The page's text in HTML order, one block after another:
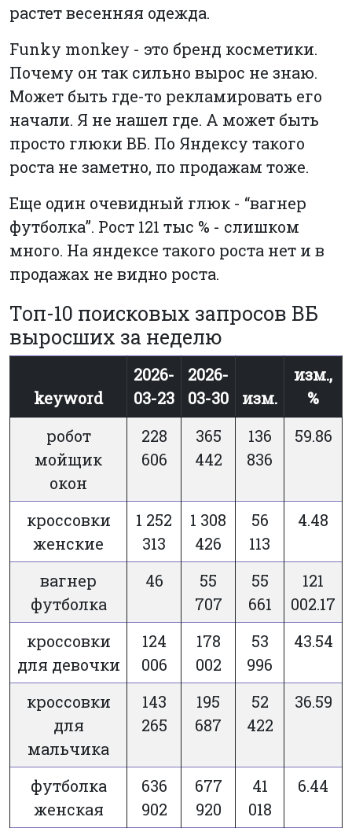
растет весенняя одежда.
Funky monkey - это бренд косметики.
Почему он так сильно вырос не знаю.
Может быть где-то рекламировать его
начали. Я не нашел где. А может быть
просто глюки ВБ. По Яндексу такого
роста не заметно, по продажам тоже.
Еще один очевидный глюк - “вагнер
футболка”. Рост 121 тыс % - слишком
много. На яндексе такого роста нет и в
продажах не видно роста.
Топ-10 поисковых запросов ВБ
выросших за неделю
keyword
2026-
03-23
2026-
03-30
изм.
изм.,
%
робот
мойщик
окон
228
606
365
442
136
836
59.86
кроссовки
женские
1 252
313
1 308
426
56
113
4.48
вагнер
футболка
46
55
707
55
661
121
002.17
кроссовки
для девочки
124
006
178
002
53
996
43.54
кроссовки
для
мальчика
143
265
195
687
52
422
36.59
футболка
женская
636
902
677
920
41
018
6.44